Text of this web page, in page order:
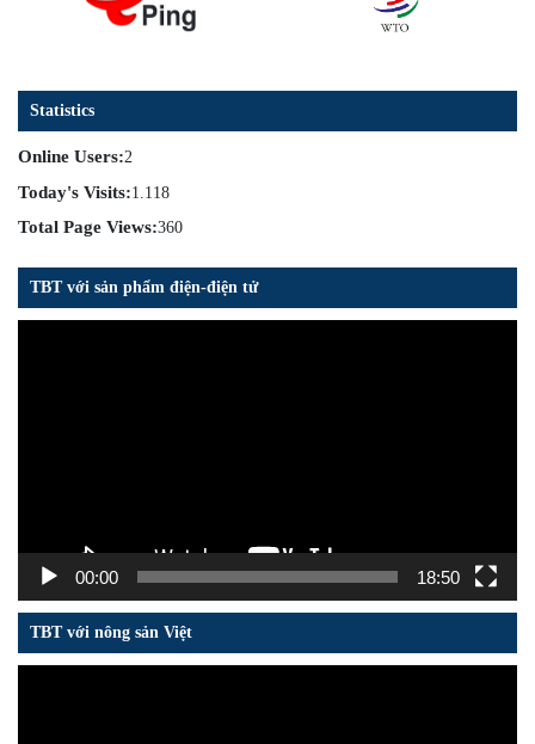
Statistics
Online Users:2
Today's Visits:1.118
Total Page Views:360
TBT với sản phẩm điện-điện tử
00:00 18:50
TBT với nông sản Việt